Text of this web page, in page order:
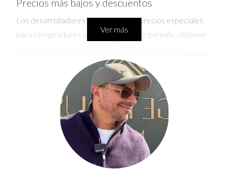
Precios más bajos y descuentos
Los desarrolladores suelen ofrecer precios especiales
para compradores anticipados, lo que permite obtener
Personalización del inmueble
En muchos casos, los compradores pueden elegir
acabados o modificaciones antes de la entrega final.
Potencial de valorización
A medida que avanza la construcción y se desarrolla el
área circundante, el valor de la propiedad suele
Ver más